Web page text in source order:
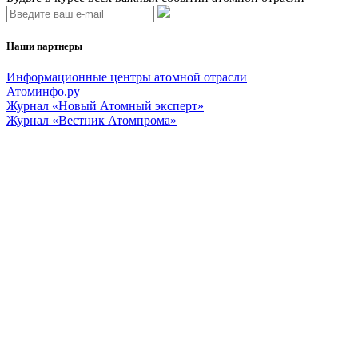
Наши партнеры
Информационные центры атомной отрасли
Атоминфо.ру
Журнал «Новый Атомный эксперт»
Журнал «Вестник Атомпрома»